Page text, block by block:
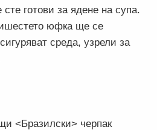
готови за ядене на супа.
юфка ще се
среда, узрели за
<Бразилски> черпак